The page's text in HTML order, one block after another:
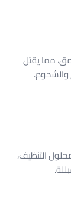
مما يقتل
والشحوم.
التنظيف،